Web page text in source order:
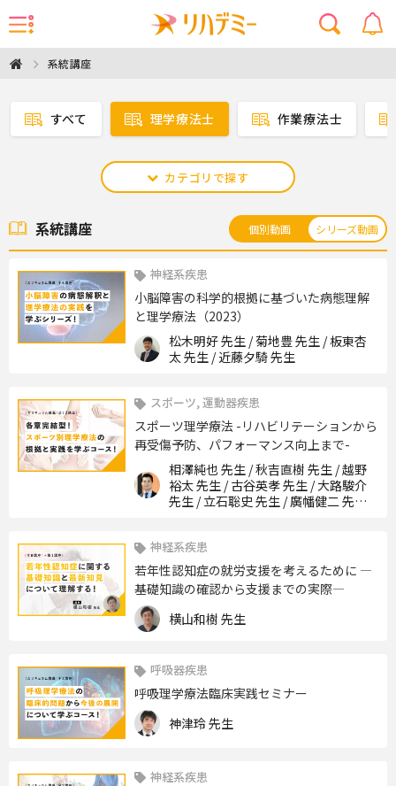
系統講座
すべて 理学療法士 作業療法士
カテゴリで探す
系統講座 個別動画 シリーズ動画
神経系疾患
小脳障害の科学的根拠に基づいた病態理解
と理学療法（2023）
松木明好 先生 / 菊地豊 先生 / 板東杏
太 先生 / 近藤夕騎 先生
スポーツ, 運動器疾患
スポーツ理学療法 -リハビリテーションから
再受傷予防、パフォーマンス向上まで-
相澤純也 先生 / 秋吉直樹 先生 / 越野
裕太 先生 / 古谷英孝 先生 / 大路駿介
先生 / 立石聡史 先生 / 廣幡健二 先生 /
生
神経系疾患
若年性認知症の就労支援を考えるために ―
基礎知識の確認から支援までの実際―
横山和樹 先生
呼吸器疾患
呼吸理学療法臨床実践セミナー
神津玲 先生
神経系疾患